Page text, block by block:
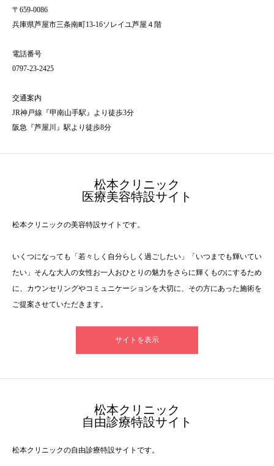
〒659-0086
兵庫県芦屋市三条南町13-16ソレイユ芦屋４階
電話番号
0797-23-2425
交通案内
JR神戸線『甲南山手駅』より徒歩3分
阪急『芦屋川』駅より徒歩8分
松本クリニック
医療美容特設サイト
松本クリニックの美容特設サイトです。
いくつになっても「若々しく自分らしく過ごしたい」「いつまでも輝いてい
たい」そんな大人の女性お一人おひとりの魅力をさらに輝くものにするため
に、カウンセリングやコミュニケーションを大切に、その方にあった施術を
ご提案させていただきます。
サイトを表示
​松本クリニック
自由診療特設サイト
松本クリニックの自由診療特設サイトです。